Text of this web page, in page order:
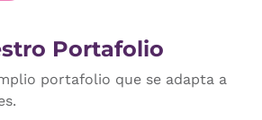
Portafolio
portafolio que se adapta a